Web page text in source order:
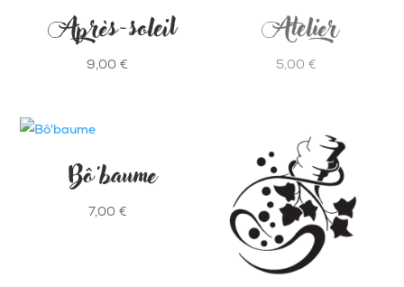
Après-soleil
9,00€
Atelier
5,00€
Bô’baume
7,00 €